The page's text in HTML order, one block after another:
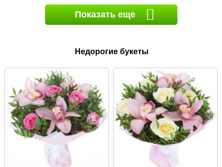
Показать еще
Недорогие букеты